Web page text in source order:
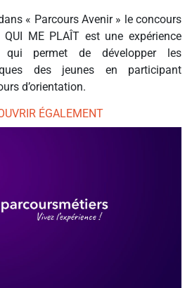
« Parcours Avenir » le concours
QUI ME PLAÎT est une expérience
permet de développer les
des jeunes en participant
d’orientation.
ÉGALEMENT